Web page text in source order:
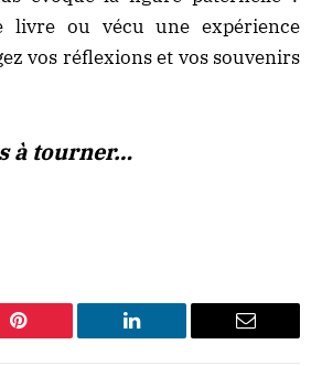
livre ou vécu une expérience
vos réflexions et vos souvenirs
à tourner…
Pinterest LinkedIn Email